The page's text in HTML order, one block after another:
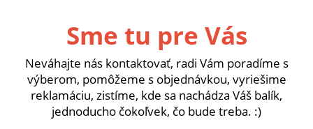
Sme tu pre Vás
Neváhajte nás kontaktovať, radi Vám poradíme s
výberom, pomôžeme s objednávkou, vyriešime
reklamáciu, zistíme, kde sa nachádza Váš balík,
jednoducho čokoľvek, čo bude treba. :)